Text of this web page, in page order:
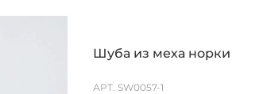
Шуба из меха норки
АРТ. SW0057-1